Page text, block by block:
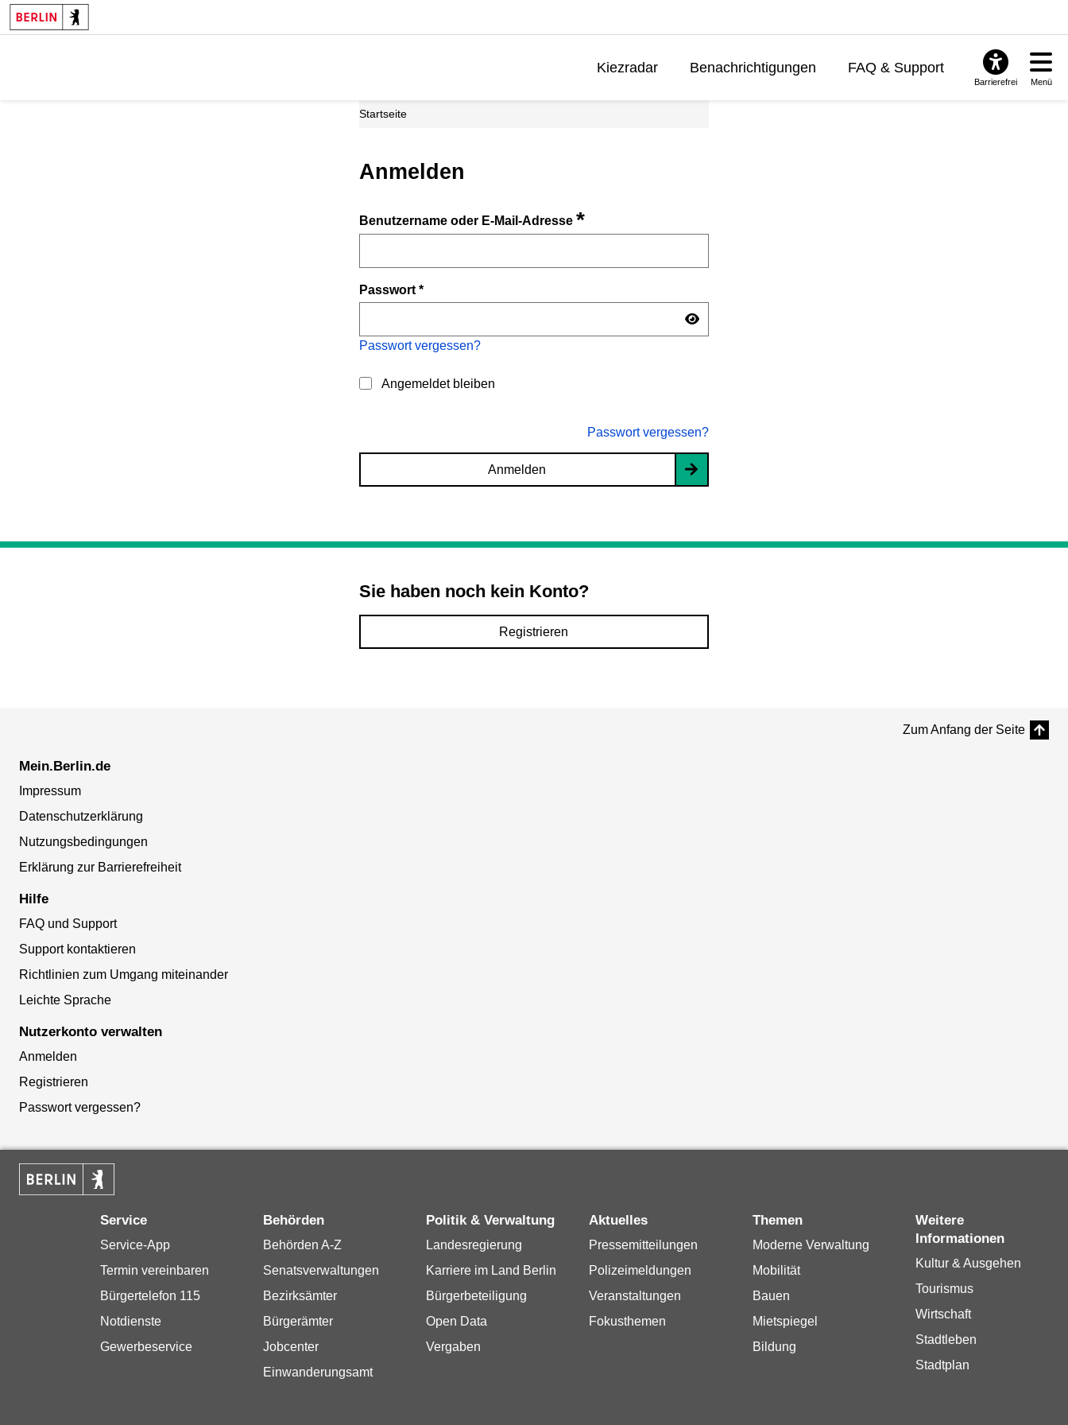
Kiezradar Benachrichtigungen FAQ & Support
Barrierefrei Menü
Startseite
Anmelden
Benutzername oder E-Mail-Adresse*
Passwort*
Passwort vergessen?
Angemeldet bleiben
Passwort vergessen?
Anmelden
Sie haben noch kein Konto?
Registrieren
Zum Anfang der Seite
Mein.Berlin.de
Impressum
Datenschutzerklärung
Nutzungsbedingungen
Erklärung zur Barrierefreiheit
Hilfe
FAQ und Support
Support kontaktieren
Richtlinien zum Umgang miteinander
Leichte Sprache
Nutzerkonto verwalten
Anmelden
Registrieren
Passwort vergessen?
Service
Service-App
Termin vereinbaren
Bürgertelefon 115
Notdienste
Gewerbeservice
Behörden
Behörden A-Z
Senatsverwaltungen
Bezirksämter
Bürgerämter
Jobcenter
Einwanderungsamt
Politik & Verwaltung
Landesregierung
Karriere im Land Berlin
Bürgerbeteiligung
Open Data
Vergaben
Aktuelles
Pressemitteilungen
Polizeimeldungen
Veranstaltungen
Fokusthemen
Themen
Moderne Verwaltung
Mobilität
Bauen
Mietspiegel
Bildung
Weitere
Informationen
Kultur & Ausgehen
Tourismus
Wirtschaft
Stadtleben
Stadtplan